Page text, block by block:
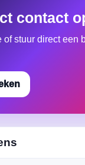
contact
of stuur direct een